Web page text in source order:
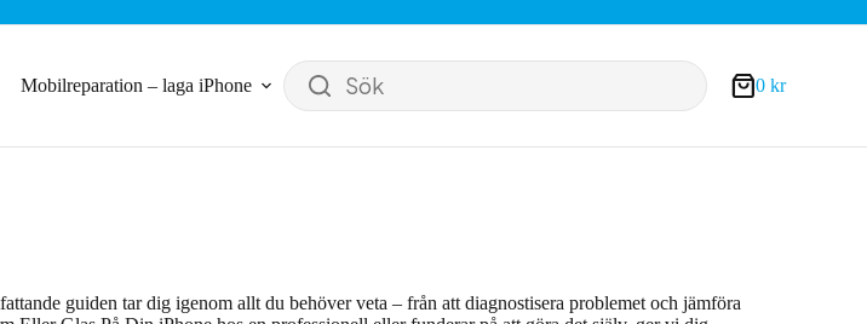
Mobilreparation – laga iPhone Sök Varukorg
0 kr
guiden tar dig igenom allt du behöver veta – från att diagnostisera problemet och jämföra